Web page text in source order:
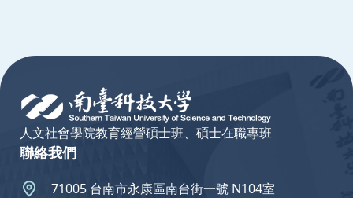
人文社會學院教育經營碩士班、碩士在職專班
聯絡我們
71005 台南市永康區南台街一號 N104室